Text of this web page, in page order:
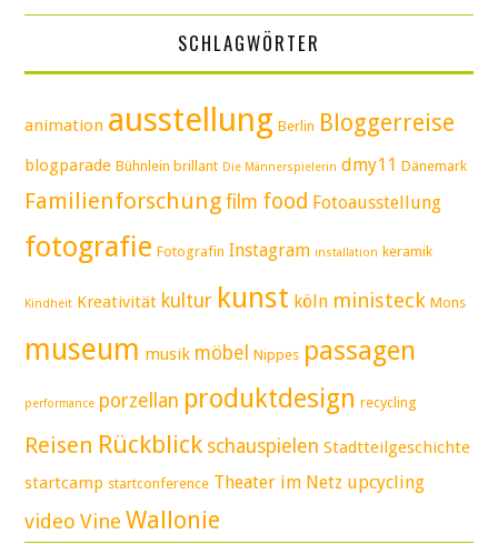
SCHLAGWÖRTER
animation ausstellung Berlin Bloggerreise
blogparade Bühnlein brillant Die Männerspielerin dmy11 Dänemark
Familienforschung film food Fotoausstellung
fotografie Fotografin Instagram installation keramik
Kindheit Kreativität kultur kunst köln ministeck Mons
museum musik möbel Nippes passagen
performance porzellan produktdesign recycling
Reisen Rückblick schauspielen Stadtteilgeschichte
startcamp startconference Theater im Netz upcycling
video Vine Wallonie